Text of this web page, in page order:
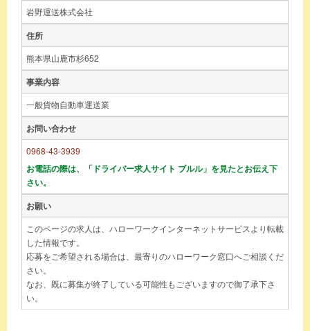
岩野運送株式会社
住所
熊本県山鹿市杉652
事業内容
一般貨物自動車運送業
お問い合わせ
0968-43-3939
お電話の際は、「ドライバー求人サイト ブルル」を見たとお伝え下
さい。
お願い
このページの求人は、ハローワークインターネットサービスより転載
した情報です。
応募をご希望される場合は、最寄りのハローワーク窓口へご相談くだ
さい。
なお、既に募集が終了している可能性もございますので御了承下さ
い。